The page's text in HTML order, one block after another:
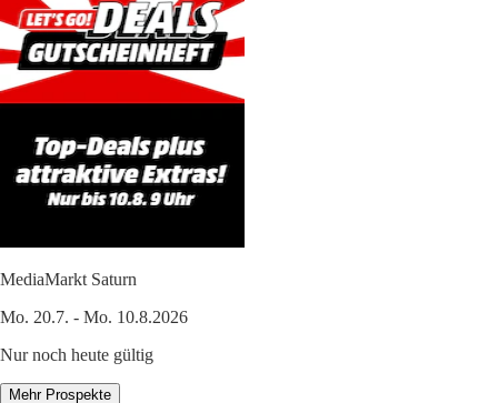
MediaMarkt Saturn
Mo. 20.7. - Mo. 10.8.2026
Nur noch heute gültig
Mehr Prospekte